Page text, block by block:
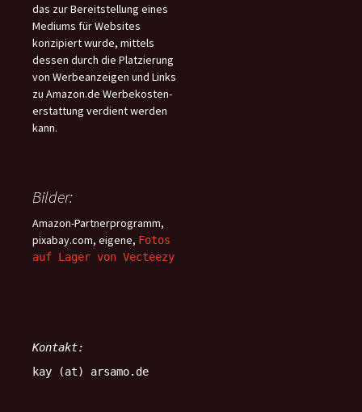
das zur Bereitstellung eines
Mediums für Websites
konzipiert wurde, mittels
dessen durch die Platzierung
von Werbeanzeigen und Links
zu Amazon.de Werbekosten-
erstattung verdient werden
kann.
Bilder:
Amazon-Partnerprogramm,
pixabay.com, eigene, Fotos
auf Lager von Vecteezy
Kontakt:
kay (at) arsamo.de